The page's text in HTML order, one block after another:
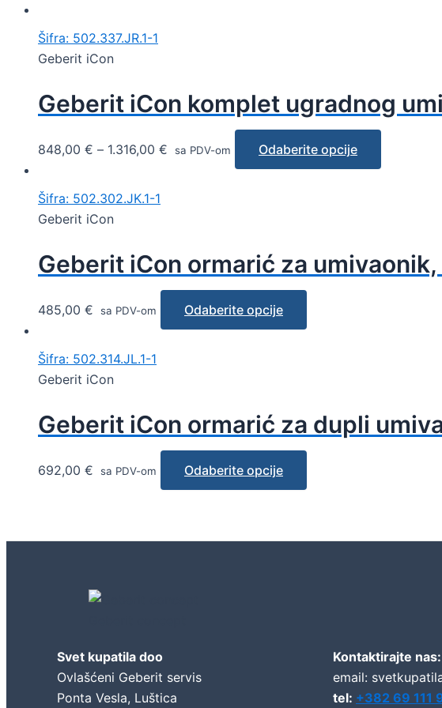
Šifra: 502.337.JR.1-1
Geberit iCon
Geberit iCon komplet ugradnog
848,00 € – 1.316,00 € sa PDV-om Odaberite opcije
Šifra: 502.302.JK.1-1
Geberit iCon
Geberit iCon ormarić za
485,00 € sa PDV-om Odaberite opcije
Šifra: 502.314.JL.1-1
Geberit iCon
Geberit iCon ormarić za dupli
692,00 € sa PDV-om Odaberite opcije
Svet kupatila doo
Ovlašćeni Geberit servis
Ponta Vesla, Luštica
Kontaktirajte nas:
email:
tel: +382 69 111